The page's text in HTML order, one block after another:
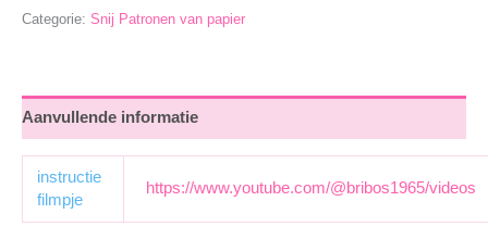
Categorie: Snij Patronen van papier
Aanvullende informatie
instructie
filmpje
https://www.youtube.com/@bribos1965/videos